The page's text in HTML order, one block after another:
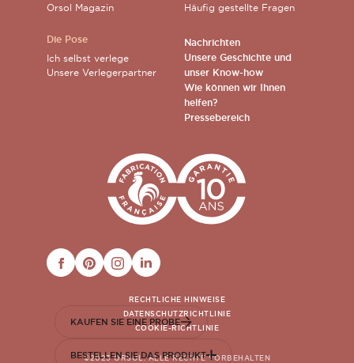
KAUFEN SIE EINE PROBE
BESTELLEN SIE DAS PRODUKT
Orsol Magazin
Die Pose
Ich selbst verlege
Unsere Verlegerpartner
Häufig gestellte Fragen
Nachrichten
Unsere Geschichte und
unser Know-how
Wie können wir Ihnen
helfen?
Pressebereich
FACEBOOKPINTERESTINSTAGRAM
LINKEDIN
RECHTLICHE HINWEISE
DATENSCHUTZRICHTLINIE
COOKIE-RICHTLINIE
©2023 ORSOL. ALLE RECHTE VORBEHALTEN